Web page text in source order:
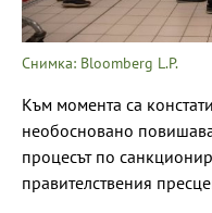
Снимка: Bloomberg L.P.
Към момента са
необосновано
процесът по
правителствения